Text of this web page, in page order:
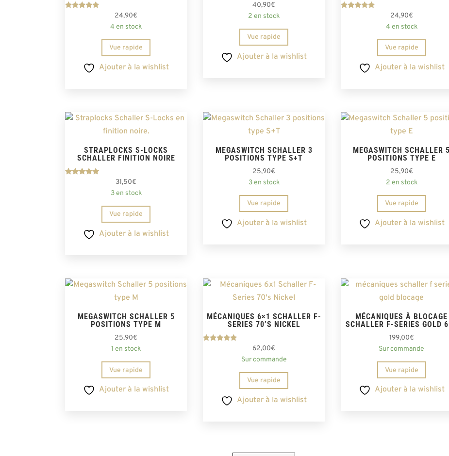
24,90€
4 en stock
Vue rapide
Ajouter à la wishlist
40,90€
2 en stock
Vue rapide
Ajouter à la wishlist
24,90€
4 en stock
Vue rapide
Ajouter à la wishlist
STRAPLOCKS S-LOCKS
SCHALLER FINITION NOIRE
31,50€
3 en stock
Vue rapide
Ajouter à la wishlist
MEGASWITCH SCHALLER 3
POSITIONS TYPE S+T
25,90€
3 en stock
Vue rapide
Ajouter à la wishlist
MEGASWITCH SCHALLER 5
POSITIONS TYPE E
25,90€
2 en stock
Vue rapide
Ajouter à la wishlist
MEGASWITCH SCHALLER 5
POSITIONS TYPE M
25,90€
1 en stock
Vue rapide
Ajouter à la wishlist
MÉCANIQUES 6×1 SCHALLER F-
SERIES 70’S NICKEL
62,00€
Sur commande
Vue rapide
Ajouter à la wishlist
MÉCANIQUES À BLOCAGE
SCHALLER F-SERIES GOLD
199,00€
Sur commande
Vue rapide
Ajouter à la wishlist